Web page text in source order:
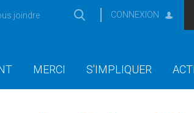
joindre CONNEXION
MERCI S'IMPLIQUER